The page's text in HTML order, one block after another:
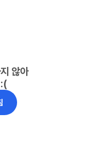
않아